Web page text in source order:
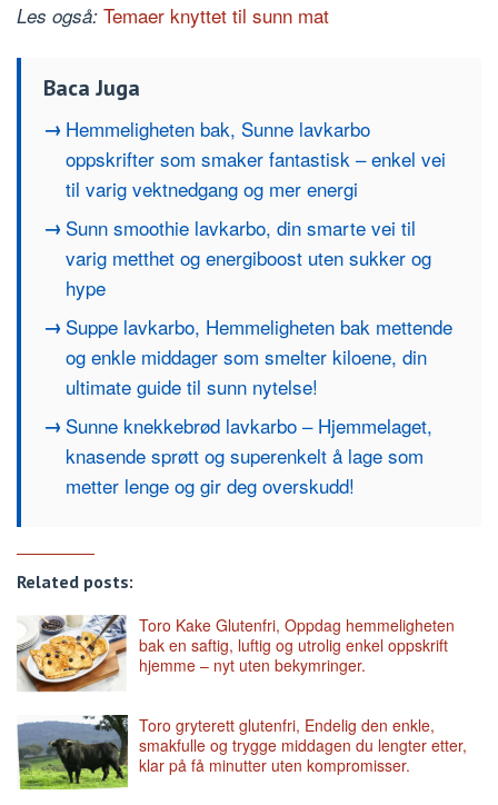
Les også: Temaer knyttet til sunn mat
Baca Juga
Hemmeligheten bak, Sunne lavkarbo
oppskrifter som smaker fantastisk – enkel vei
til varig vektnedgang og mer energi
Sunn smoothie lavkarbo, din smarte vei til
varig metthet og energiboost uten sukker og
hype
Suppe lavkarbo, Hemmeligheten bak mettende
og enkle middager som smelter kiloene, din
ultimate guide til sunn nytelse!
Sunne knekkebrød lavkarbo – Hjemmelaget,
knasende sprøtt og superenkelt å lage som
metter lenge og gir deg overskudd!
Related posts:
Toro Kake Glutenfri, Oppdag hemmeligheten
bak en saftig, luftig og utrolig enkel oppskrift
hjemme – nyt uten bekymringer.
Toro gryterett glutenfri, Endelig den enkle,
smakfulle og trygge middagen du lengter etter,
klar på få minutter uten kompromisser.